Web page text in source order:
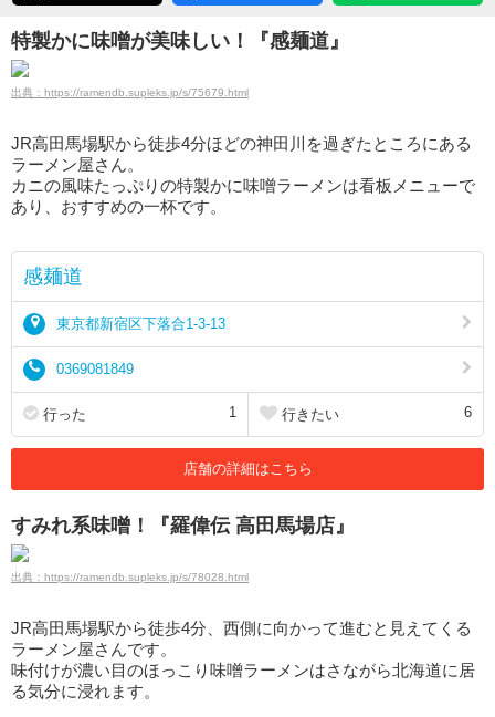
特製かに味噌が美味しい！『感麺道』
出典：https://ramendb.supleks.jp/s/75679.html
JR高田馬場駅から徒歩4分ほどの神田川を過ぎたところにある
ラーメン屋さん。
カニの風味たっぷりの特製かに味噌ラーメンは看板メニューで
あり、おすすめの一杯です。
感麺道
東京都新宿区下落合1-3-13
0369081849
行った 1 行きたい 6
店舗の詳細はこちら
すみれ系味噌！『羅偉伝 高田馬場店』
出典：https://ramendb.supleks.jp/s/78028.html
JR高田馬場駅から徒歩4分、西側に向かって進むと見えてくる
ラーメン屋さんです。
味付けが濃い目のほっこり味噌ラーメンはさながら北海道に居
る気分に浸れます。